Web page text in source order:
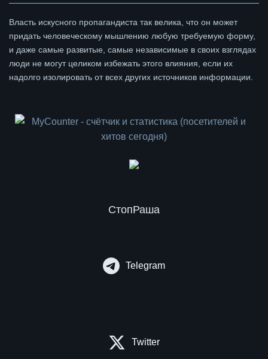
Власть искусного пропагандиста так велика, что он может
придать человеческому мышлению любую требуемую форму,
и даже самые развитые, самые независимые в своих взглядах
люди не могут целиком избежать этого влияния, если их
надолго изолировать от всех других источников информации.
СтопРаша
Telegram
Twitter